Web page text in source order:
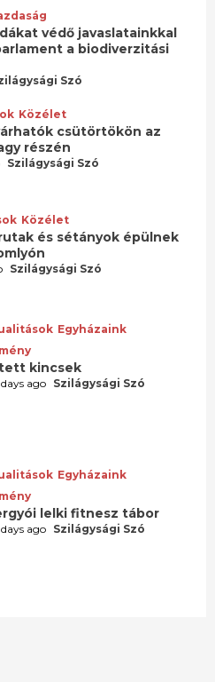
védő javaslatainkkal
a biodiverzitási
Szó
Közélet
csütörtökön az
részén
Szilágysági Szó
Közélet
és sétányok épülnek
Szilágysági Szó
Egyházaink
kincsek
ago Szilágysági Szó
Egyházaink
lelki fitnesz tábor
ago Szilágysági Szó